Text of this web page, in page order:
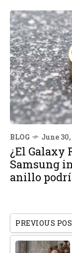
BLOG June
¿El Galaxy
Samsung
anillo
PREVIOUS